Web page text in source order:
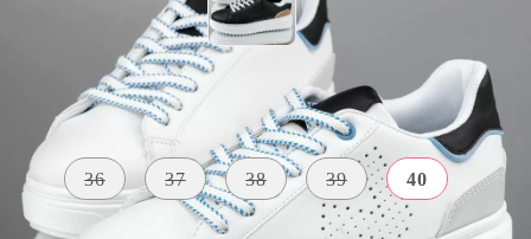
Méret: Méret útmutató
36 37 38 39 40